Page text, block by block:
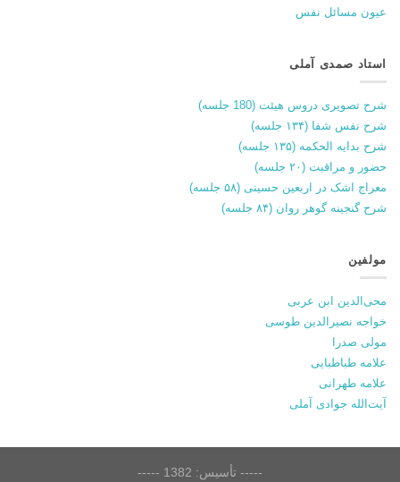
عیون مسائل نفس
استاد صمدی آملی
شرح تصویری دروس هیئت (180 جلسه)
شرح نفس شفا (۱۳۴ جلسه)
شرح بدایه الحکمه (۱۳۵ جلسه)
حضور و مراقبت (۲۰ جلسه)
معراج اشک در اربعین حسینی (۵۸ جلسه)
شرح گنجینه گوهر روان (۸۴ جلسه)
مولفین
محی‌الدین ابن عربی
خواجه نصیرالدین طوسی
مولی صدرا
علامه طباطبایی
علامه طهرانی
آیت‌الله جوادی آملی
----- تأسیس: 1382 -----